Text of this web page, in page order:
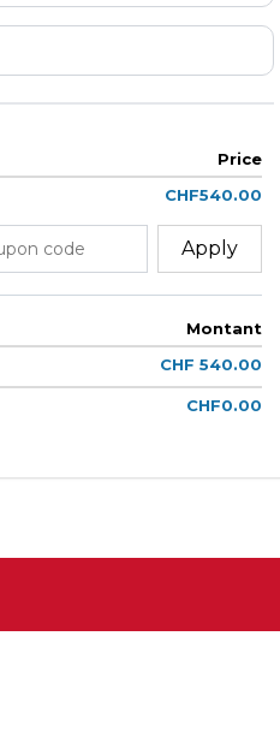
Price
CHF540.00
Apply
Montant
CHF 540.00
CHF0.00